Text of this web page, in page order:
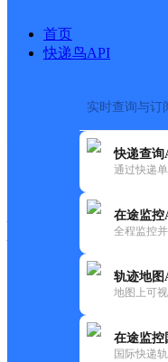
首页
快递鸟API
实时查询与订
快递查询
通过快递
在途监控
全程监控
轨迹地图
地图上可
在途监
国际快递
极兔
合肥